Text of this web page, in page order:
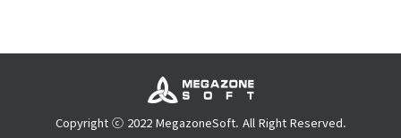
Copyright ⓒ 2022 MegazoneSoft. All Right Reserved.